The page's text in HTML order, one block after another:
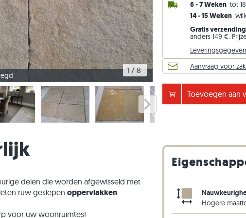
Kalksteen straatstenen
Kwartsiet straatstenen
Gneis straatstenen
Langwerpige straatklinker
traptreden
Travertin stapelblokken
Kwartsiet stapelblokken
Gneis stapelblokken
Steenstrips
Prachtige kleuring in gele
1 / 8
Go Next
6 - 7 Weken tot
14 - 15 Weken
Gratis
anders 149 €.
Aanvraag voor
Toevoegen aan
delen die worden afgewisseld met
ruw geslepen oppervlakken
voor uw woonruimtes!
Hogere